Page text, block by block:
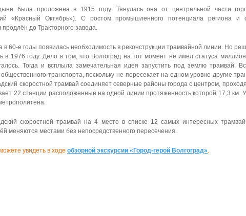
была проложена в 1915 году. Тянулась она от центральной части
«Красный Октябрь»). С ростом промышленного потенциала региона и
до Тракторного завода.
в 60-е годы появилась необходимость в реконструкции трамвайной линии. Но
1976 году. Дело в том, что Волгоград на тот момент не имел статуса
Тогда и всплыла замечательная идея запустить под землю трамвай.
транспорта, поскольку не пересекает на одном уровне другие
скоростной трамвай соединяет северные районы города с центром,
22 станции расположенные на одной линии протяженность которой 17,3 км.
скоростной трамвай на 4 место в списке 12 самых интересных
меняются местами без непосредственного пересечения.
увидеть в ходе обзорной экскурсии «Город-герой Волгоград».